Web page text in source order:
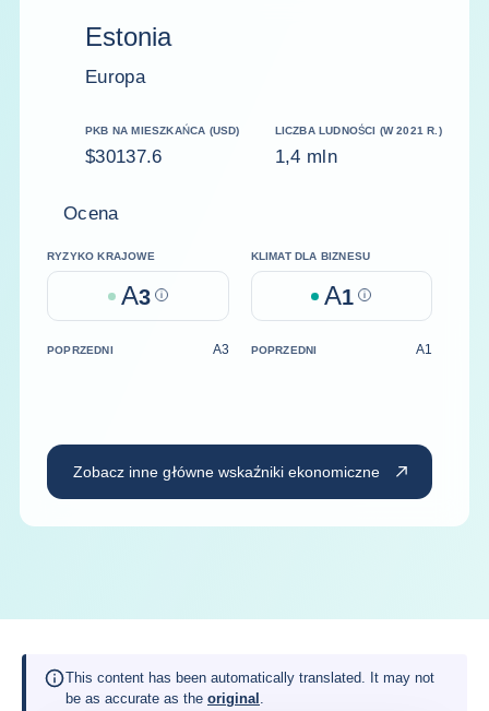
Estonia
Europa
PKB NA MIESZKAŃCA (USD)
$30137.6
LICZBA LUDNOŚCI (W 2021 R.)
1,4 mln
Ocena
RYZYKO KRAJOWE
A3 Help
KLIMAT DLA BIZNESU
A1 Help
POPRZEDNI A3 POPRZEDNI A1
Zobacz inne główne wskaźniki ekonomiczne
This content has been automatically translated. It may not
be as accurate as the original .